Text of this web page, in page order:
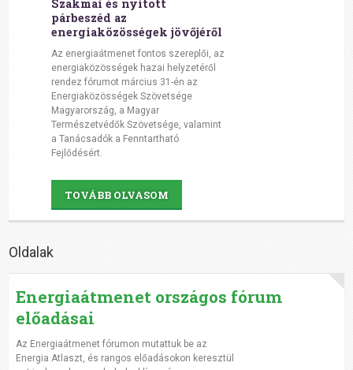
Szakmai és nyitott
párbeszéd az
energiaközösségek jövőjéről
Az energiaátmenet fontos szereplői, az
energiaközösségek hazai helyzetéről
rendez fórumot március 31-én az
Energiaközösségek Szövetsége
Magyarország, a Magyar
Természetvédők Szövetsége, valamint
a Tanácsadók a Fenntartható
Fejlődésért.
TOVÁBB OLVASOM
Oldalak
Energiaátmenet országos fórum
előadásai
Az Energiaátmenet fórumon mutattuk be az
Energia Atlaszt, és rangos előadásokon keresztül